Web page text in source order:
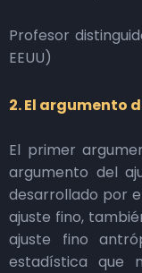
Profesor
EEUU)
2. El argumento
El primer
argumento del
desarrollado por
ajuste fino,
ajuste fino
estadística que